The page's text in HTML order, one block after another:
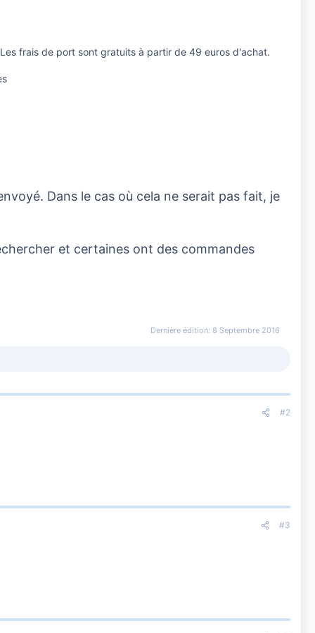
frais de port sont gratuits à partir de 49 euros d'achat.
Dans le cas où cela ne serait pas fait, je
et certaines ont des commandes
Dernière édition: 8 Septembre 2016
#2
#3